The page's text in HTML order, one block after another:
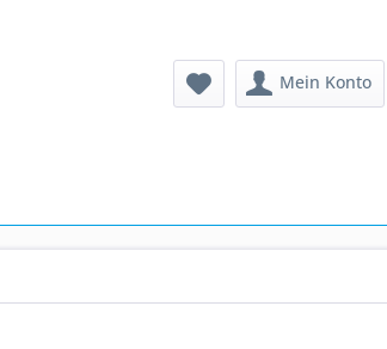
Mein Konto